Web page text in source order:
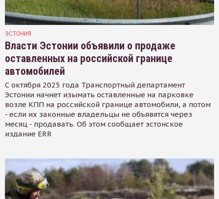
ЭСТОНИЯ
Власти Эстонии объявили о продаже
оставленных на российской границе
автомобилей
С октября 2025 года Транспортный департамент
Эстонии начнет изымать оставленные на парковке
возле КПП на российской границе автомобили, а потом
- если их законные владельцы не объявятся через
месяц - продавать. Об этом сообщает эстонское
издание ERR